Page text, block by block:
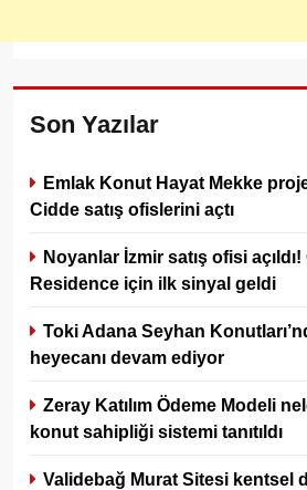
Son Yazılar
Emlak Konut Hayat Mekke
Cidde satış ofislerini açtı
Noyanlar İzmir satış ofisi
Residence için ilk sinyal geldi
Toki Adana Seyhan
heyecanı devam ediyor
Zeray Katılım Ödeme Modeli
konut sahipliği sistemi tanıtıldı
Validebağ Murat Sitesi kentsel